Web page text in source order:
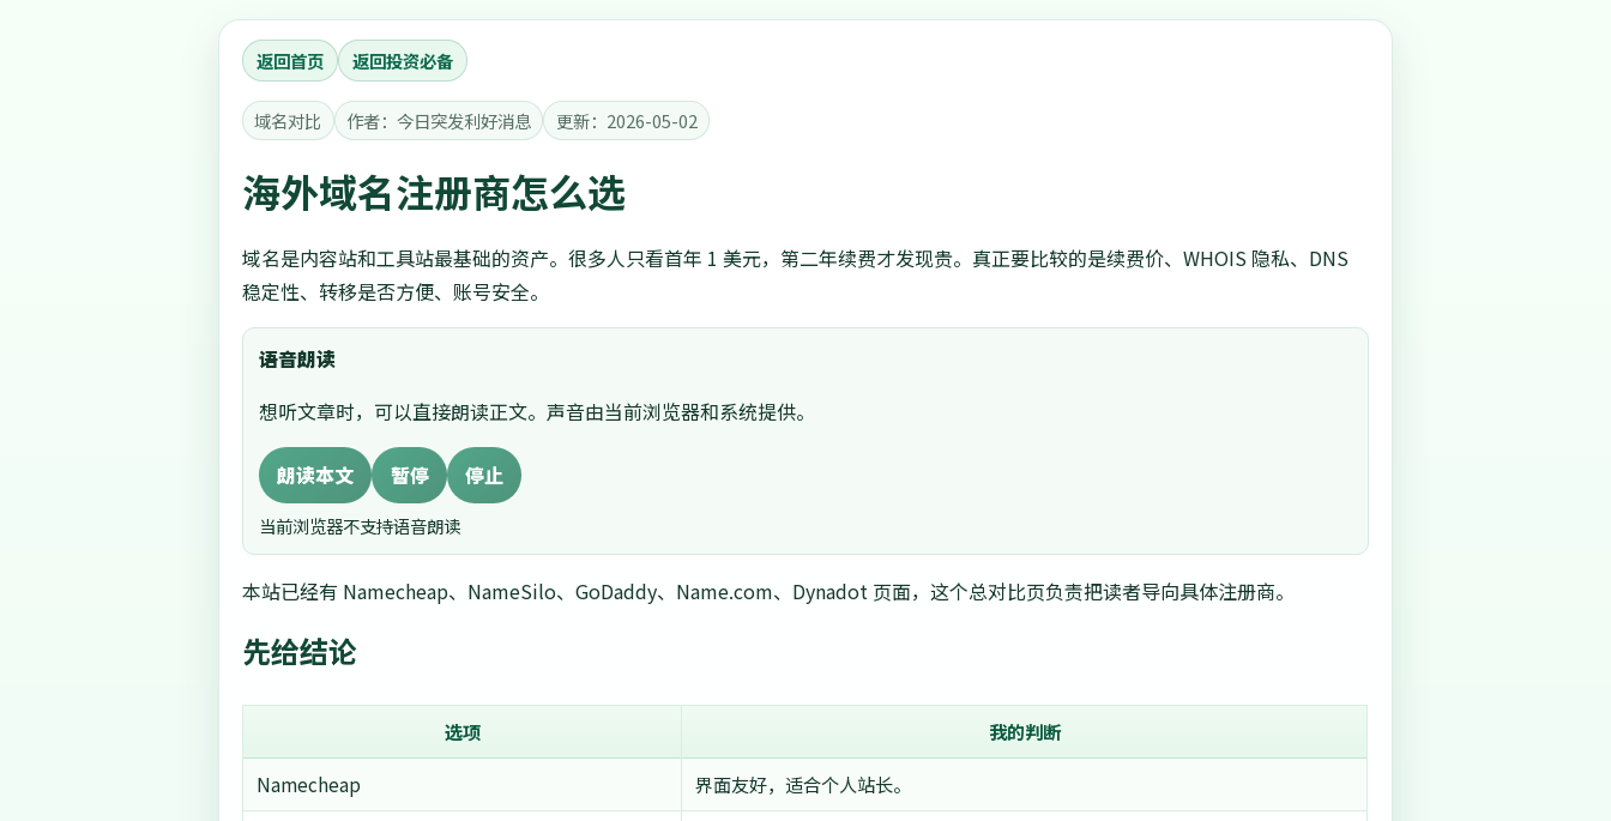
返回首页 返回投资必备
域名对比 作者：今日突发利好消息 更新：2026-05-02
海外域名注册商怎么选
域名是内容站和工具站最基础的资产。很多人只看首年 1 美元，第二年续费才发现贵。真正要比较的是续费价、WHOIS 隐私、DNS
稳定性、转移是否方便、账号安全。
语音朗读
想听文章时，可以直接朗读正文。声音由当前浏览器和系统提供。
朗读本文 暂停 停止
当前浏览器不支持语音朗读
本站已经有 Namecheap、NameSilo、GoDaddy、Name.com、Dynadot 页面，这个总对比页负责把读者导向具体注册商。
先给结论
选项
我的判断
Namecheap
界面友好，适合个人站长。